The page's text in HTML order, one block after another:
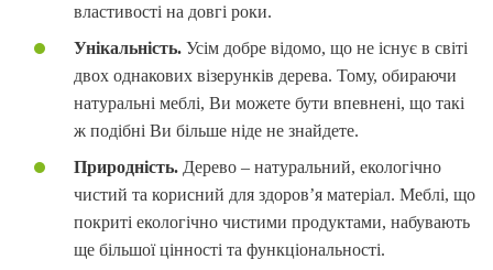
властивості на довгі роки.
Унікальність. Усім добре відомо, що не існує в світі
двох однакових візерунків дерева. Тому, обираючи
натуральні меблі, Ви можете бути впевнені, що такі
ж подібні Ви більше ніде не знайдете.
Природність. Дерево – натуральний, екологічно
чистий та корисний для здоров’я матеріал. Меблі, що
покриті екологічно чистими продуктами, набувають
ще більшої цінності та функціональності.